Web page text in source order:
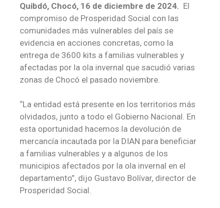
Quibdó, Chocó, 16 de diciembre de 2024. El
compromiso de Prosperidad Social con las
comunidades más vulnerables del país se
evidencia en acciones concretas, como la
entrega de 3600 kits a familias vulnerables y
afectadas por la ola invernal que sacudió varias
zonas de Chocó el pasado noviembre.
“La entidad está presente en los territorios más
olvidados, junto a todo el Gobierno Nacional. En
esta oportunidad hacemos la devolución de
mercancía incautada por la DIAN para beneficiar
a familias vulnerables y a algunos de los
municipios afectados por la ola invernal en el
departamento”, dijo Gustavo Bolívar, director de
Prosperidad Social.